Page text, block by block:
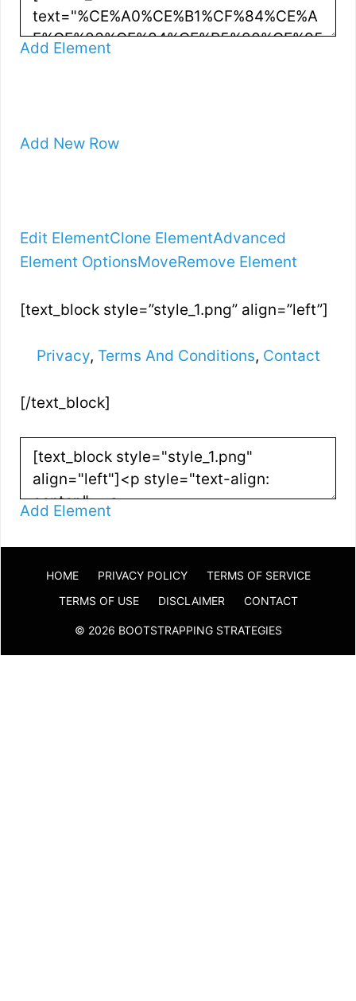
Add Element
Add New Row
Edit ElementClone ElementAdvanced
Element OptionsMoveRemove Element
[text_block style=”style_1.png” align=”left”]
Privacy, Terms And Conditions, Contact
[/text_block]
Add Element
HOME PRIVACY POLICY
TERMS OF SERVICE
TERMS OF USE
DISCLAIMER CONTACT
© 2026 BOOTSTRAPPING STRATEGIES